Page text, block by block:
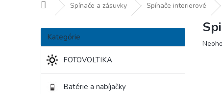
DomovSpínače a zásuvky Spínače interierové
B
č
Preskočiť
kategórie
Kategórie
FOTOVOLTIKA
Batérie a nabíjačky